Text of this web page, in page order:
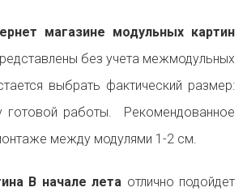
магазине модульных картин
без учета межмодульных
выбрать фактический размер:
готовой работы. Рекомендованное
между модулями 1-2 см.
В начале лета отлично подойдет